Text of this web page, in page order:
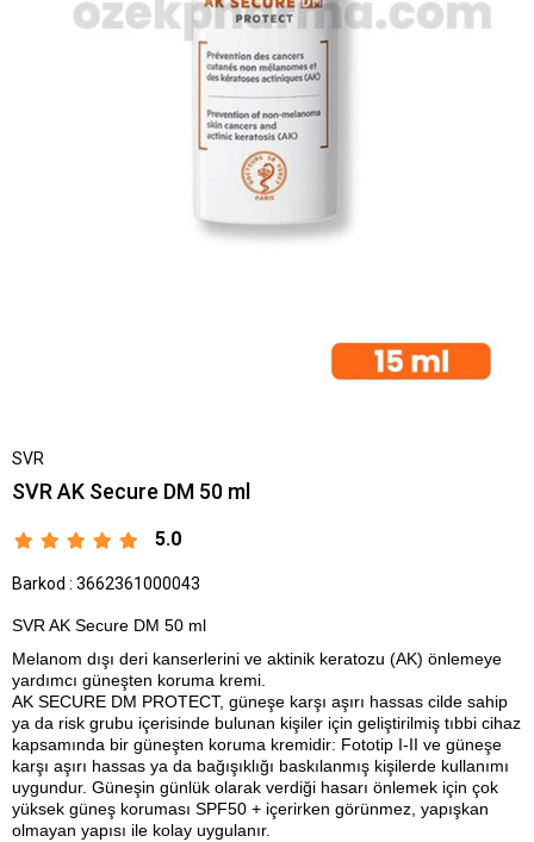
SVR
SVR AK Secure DM 50 ml
5.0
Barkod : 3662361000043
SVR AK Secure DM 50 ml
Melanom dışı deri kanserlerini ve aktinik keratozu (AK) önlemeye
yardımcı güneşten koruma kremi.
AK SECURE DM PROTECT, güneşe karşı aşırı hassas cilde sahip
ya da risk grubu içerisinde bulunan kişiler için geliştirilmiş tıbbi cihaz
kapsamında bir güneşten koruma kremidir: Fototip I-II ve güneşe
karşı aşırı hassas ya da bağışıklığı baskılanmış kişilerde kullanımı
uygundur. Güneşin günlük olarak verdiği hasarı önlemek için çok
yüksek güneş koruması SPF50 + içerirken görünmez, yapışkan
olmayan yapısı ile kolay uygulanır.